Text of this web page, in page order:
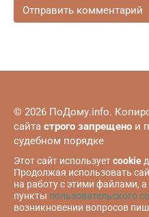
© 2026 ПоДому.info.
сайта строго запрещено и
судебном порядке
Этот сайт используетcookie
Продолжая использовать
на работу с этими файлами,
пункты пользовательского
возникновении вопросов